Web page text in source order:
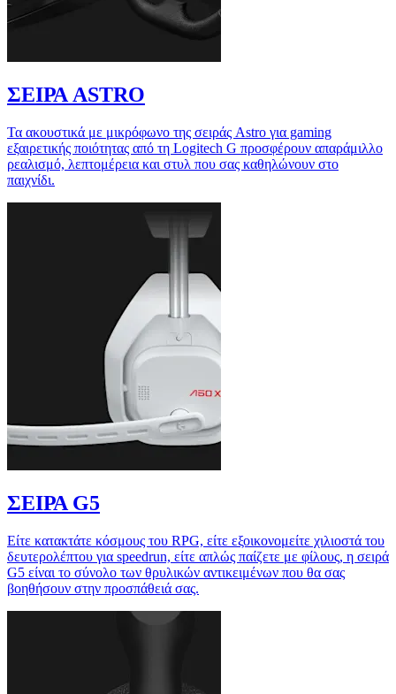
ΣΕΙΡΑ ASTRO
Τα ακουστικά με μικρόφωνο της σειράς Astro για gaming
εξαιρετικής ποιότητας από τη Logitech G προσφέρουν απαράμιλλο
ρεαλισμό, λεπτομέρεια και στυλ που σας καθηλώνουν στο
παιχνίδι.
ΣΕΙΡΑ G5
Είτε κατακτάτε κόσμους του RPG, είτε εξοικονομείτε χιλιοστά του
δευτερολέπτου για speedrun, είτε απλώς παίζετε με φίλους, η σειρά
G5 είναι το σύνολο των θρυλικών αντικειμένων που θα σας
βοηθήσουν στην προσπάθειά σας.